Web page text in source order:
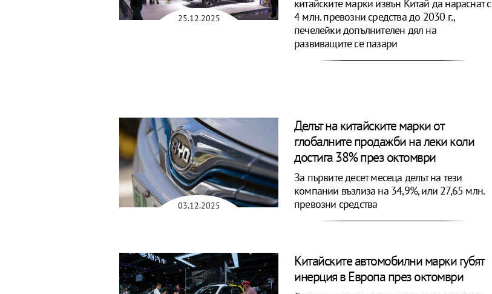
25.12.2025
китайските марки извън Китай да нараснат с
4 млн. превозни средства до 2030 г.,
печелейки допълнителен дял на
развиващите се пазари
03.12.2025
Делът на китайските марки от
глобалните продажби на леки коли
достига 38% през октомври
За първите десет месеца делът на тези
компании възлиза на 34,9%, или 27,65 млн.
превозни средства
Китайските автомобилни марки губят
инерция в Европа през октомври